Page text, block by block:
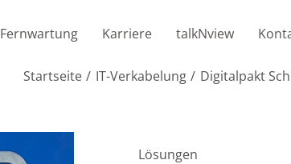
Fernwartung Karriere talkNview
Startseite IT-Verkabelung Digitalpakt
Lösungen